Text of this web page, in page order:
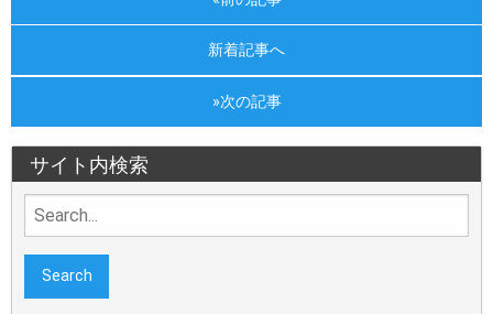
新着記事へ
»次の記事
サイト内検索
Search
for: